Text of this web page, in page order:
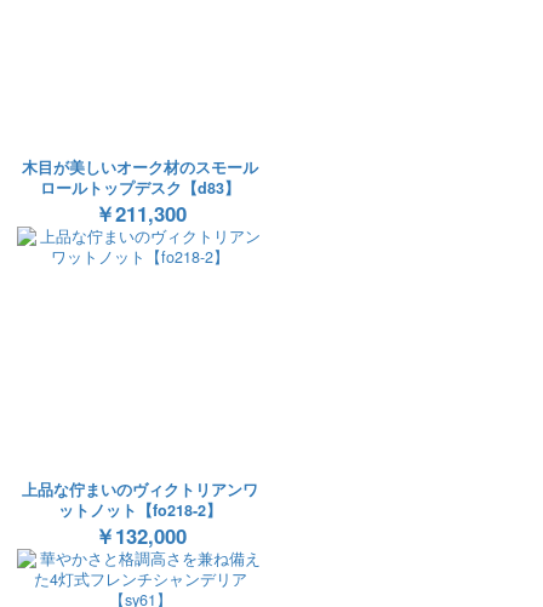
木目が美しいオーク材のスモール
ロールトップデスク【d83】
￥211,300
上品な佇まいのヴィクトリアンワ
ットノット【fo218-2】
￥132,000